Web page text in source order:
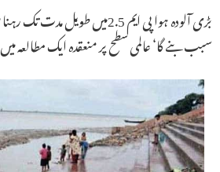
بڑی آلودہ ہوا پی ایم 2.5میں
سبب بنے گا‘ عالمی سطح پر منعقدہ ایک مطالعہ